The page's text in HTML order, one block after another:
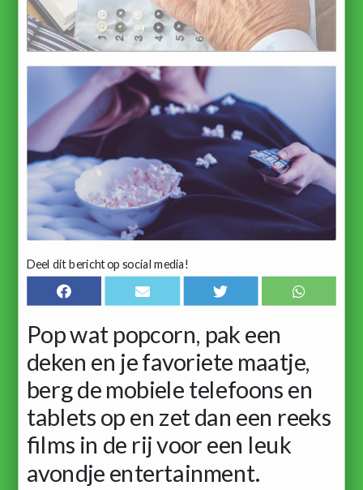
Deel dit bericht op social media!
Pop wat popcorn, pak een
deken en je favoriete maatje,
berg de mobiele telefoons en
tablets op en zet dan een reeks
films in de rij voor een leuk
avondje entertainment.